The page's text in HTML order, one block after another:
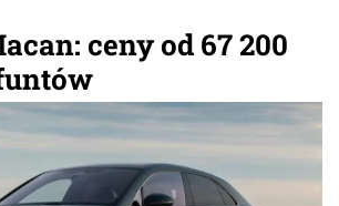
ceny od 67 200